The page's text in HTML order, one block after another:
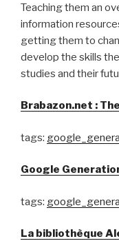
Teaching them an
information
getting them to
develop the skills
studies and their
Brabazon.net :
tags:
Google
tags:
La bibliothèque